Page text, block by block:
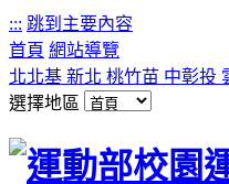
::: 跳到主要內容
首頁 網站導覽
北北基 新北 桃竹苗 中彰投
選擇地區